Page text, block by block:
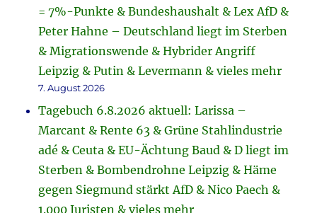
= 7%-Punkte & Bundeshaushalt & Lex AfD &
Peter Hahne – Deutschland liegt im Sterben
& Migrationswende & Hybrider Angriff
Leipzig & Putin & Levermann & vieles mehr
7. August 2026
Tagebuch 6.8.2026 aktuell: Larissa –
Marcant & Rente 63 & Grüne Stahlindustrie
adé & Ceuta & EU-Ächtung Baud & D liegt im
Sterben & Bombendrohne Leipzig & Häme
gegen Siegmund stärkt AfD & Nico Paech &
1.000 Juristen & vieles mehr